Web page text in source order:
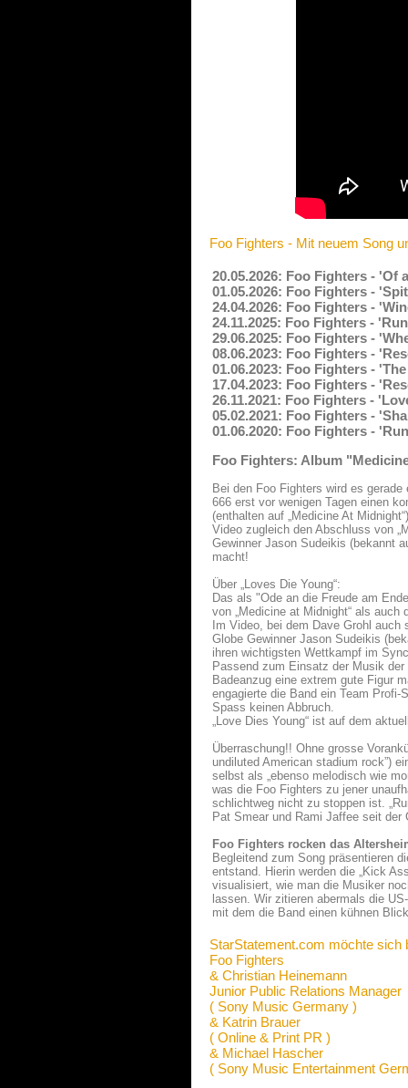
Foo Fighters - Mit neuem Song
20.05.2026: Foo Fighters -
01.05.2026: Foo Fighters -
24.04.2026: Foo Fighters -
24.11.2025: Foo Fighters -
29.06.2025: Foo Fighters -
08.06.2023: Foo Fighters -
01.06.2023: Foo Fighters -
17.04.2023: Foo Fighters -
26.11.2021: Foo Fighters -
05.02.2021: Foo Fighters -
01.06.2020: Foo Fighters -
Foo Fighters: Album
Bei den Foo Fighters wird es
666 erst vor wenigen Tagen einen
(enthalten auf „Medicine At
Video zugleich den Abschluss von
Gewinner Jason Sudeikis (bekannt
macht!
Über „Loves Die Young“:
Das als "Ode an die Freude am
von „Medicine at Midnight“ als
Im Video, bei dem Dave Grohl
Globe Gewinner Jason Sudeikis
ihren wichtigsten Wettkampf im
Passend zum Einsatz der Musik
Badeanzug eine extrem gute Figur
engagierte die Band ein Team
Spass keinen Abbruch.
„Love Dies Young“ ist auf dem
Überraschung!! Ohne grosse
undiluted American stadium rock”)
selbst als „ebenso melodisch wie
was die Foo Fighters zu jener
schlichtweg nicht zu stoppen ist.
Pat Smear und Rami Jaffee seit der
Foo Fighters rocken das
Begleitend zum Song präsentieren
entstand. Hierin werden die „Kick
visualisiert, wie man die Musiker
lassen. Wir zitieren abermals die
mit dem die Band einen kühnen
StarStatement.com möchte sich
Foo Fighters
& Christian Heinemann
Junior Public Relations Manager
( Sony Music Germany )
& Katrin Brauer
( Online & Print PR )
& Michael Hascher
( Sony Music Entertainment